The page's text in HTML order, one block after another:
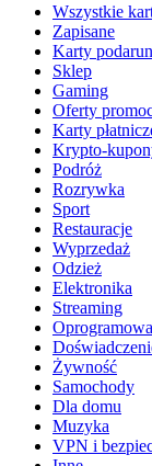
Wszystkie
Zapisane
Karty
Sklep
Gaming
Oferty
Karty
Krypto-
Podróż
Rozrywka
Sport
Restauracje
Wyprzedaż
Odzież
Elektronika
Streaming
Żywność
Samochody
Dla domu
Muzyka
VPN i